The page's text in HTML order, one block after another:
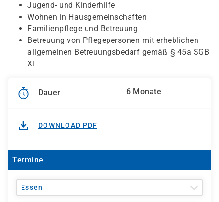
Jugend- und Kinderhilfe
Wohnen in Hausgemeinschaften
Familienpflege und Betreuung
Betreuung von Pflegepersonen mit erheblichen
allgemeinen Betreuungsbedarf gemäß § 45a SGB
XI
Dauer 6 Monate
DOWNLOAD PDF
Termine
Essen